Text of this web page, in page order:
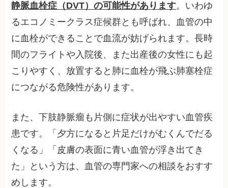
静脈血栓症（DVT）の可能性があります。いわゆ
るエコノミークラス症候群とも呼ばれ、血管の中
に血栓ができることで血流が妨げられます。長時
間のフライトや入院後、また出産後の女性にも起
こりやすく、放置すると肺に血栓が飛ぶ肺塞栓症
につながる危険性があります。
また、下肢静脈瘤も片側に症状が出やすい血管疾
患です。「夕方になると片足だけがむくんでだる
くなる」「皮膚の表面に青い血管が浮き出てき
た」という方は、血管の専門家への相談をおすす
めします。